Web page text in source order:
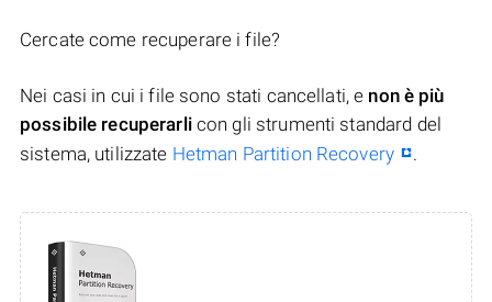
Cercate come recuperare i file?
Nei casi in cui i file sono stati cancellati, e non è più
possibile recuperarlicon gli strumenti standard del
sistema, utilizzate Hetman Partition Recovery .